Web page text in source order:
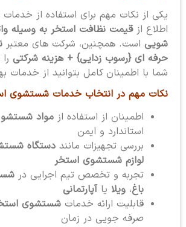
یکی از نکات مهم برای استفاده از خدمات
اطلاع از قیمت نظافت استخر به وسیله
شوییاست. همچنین، شرکت های معتبر
حرفه ای {رسوب زدایی} + هزینه شرکتیرا
شما با اطمینان کامل بتوانید از خدمات
نکات مهم در انتخاب خدمات شستشوی
اطمینان از استفاده از مواد شستشو
استاندارد و ایمن
بررسی تجهیزات مانند دستگاه
لوازم شستشوی استخر
تجربه و تخصص تیم اجرایی در
باغ، ویلایا آپارتمانی
قابلیت ارائه خدمات شستشوی
صرفه جویی در زمان